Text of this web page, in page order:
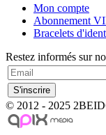
Mon compte
Abonnement
Bracelets
Restez informés sur
© 2012 - 2025